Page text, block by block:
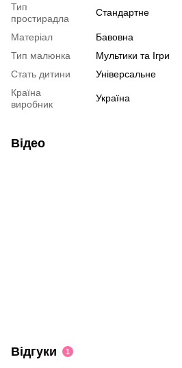
Тип
простирадла
Стандартне
Матеріал
Бавовна
Тип малюнка
Мультики та Ігри
Стать дитини
Універсальне
Країна
виробник
Україна
Відео
Відгуки 1